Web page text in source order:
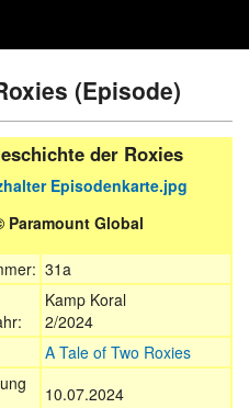
(Episode)
der Roxies
Paramount Global
31a
Kamp Koral
2/2024
A Tale of Two Roxies
10.07.2024